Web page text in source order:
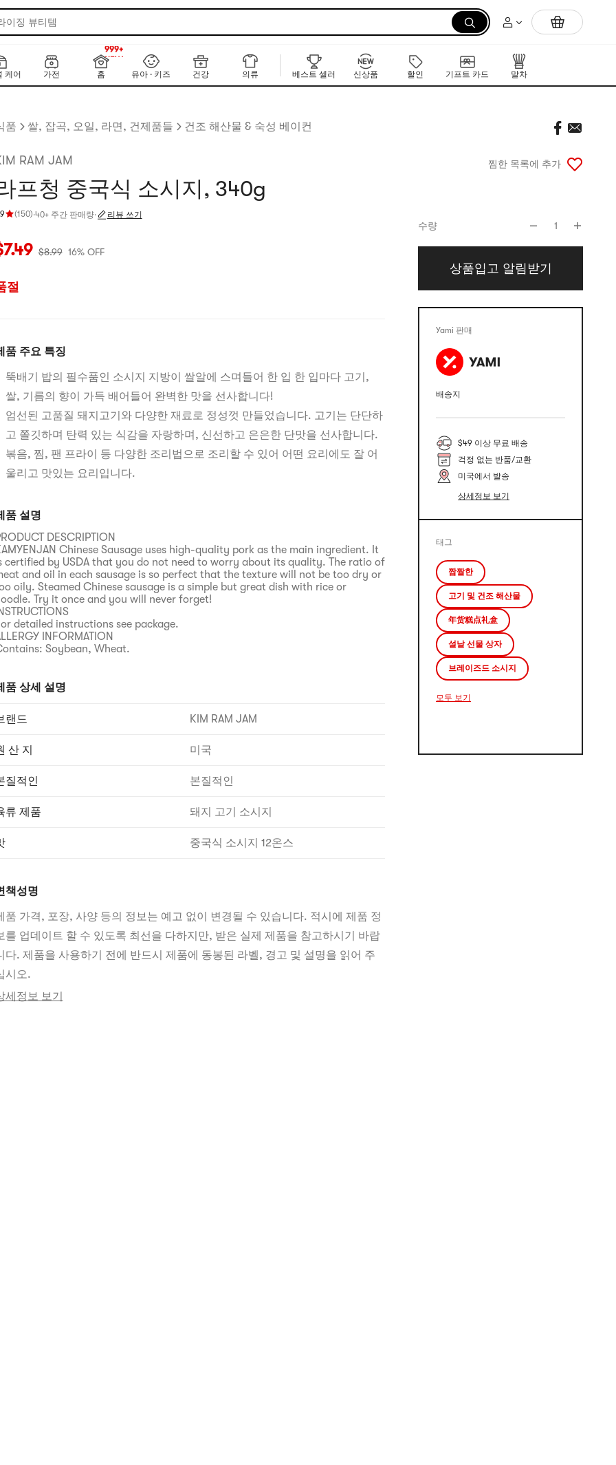
이징 뷰티템 먼저 만나는 K-뷰티 신작 라인업
케어 가전 홈
NEW
999+
유아 · 키즈
건강 의류 베스트 셀러 신상품 할인 기프트 카드 말차
품 쌀, 잡곡, 오일, 라면, 건제품들 건조 해산물 & 숙성 베이컨
RAM JAM
프청 중국식 소시지, 340g
(150)
점 4.9 개 별, 5개 별 만점
·40+ 주간 판매량· 리뷰 쓰기
재 가격: $7.49
7.49 $8.99 16% OFF
절
품 주요 특징
뚝배기 밥의 필수품인 소시지 지방이 쌀알에 스며들어 한 입 한 입마다 고기,
쌀, 기름의 향이 가득 배어들어 완벽한 맛을 선사합니다!
엄선된 고품질 돼지고기와 다양한 재료로 정성껏 만들었습니다. 고기는 단단하
고 쫄깃하며 탄력 있는 식감을 자랑하며, 신선하고 은은한 단맛을 선사합니다.
볶음, 찜, 팬 프라이 등 다양한 조리법으로 조리할 수 있어 어떤 요리에도 잘 어
울리고 맛있는 요리입니다.
품 설명
DESCRIPTION
Chinese Sausage uses high-quality pork as the main ingredient. It
certified by USDA that you do not need to worry about its quality. The ratio of
and oil in each sausage is so perfect that the texture will not be too dry or
oily. Steamed Chinese sausage is a simple but great dish with rice or
Try it once and you will never forget!
detailed instructions see package.
INFORMATION
Soybean, Wheat.
품 상세 설명
랜드 KIM RAM JAM
산 지 미국
질적인 본질적인
류 제품 돼지 고기 소시지
중국식 소시지 12온스
책성명
품 가격, 포장, 사양 등의 정보는 예고 없이 변경될 수 있습니다. 적시에 제품 정
를 업데이트 할 수 있도록 최선을 다하지만, 받은 실제 제품을 참고하시기 바랍
다. 제품을 사용하기 전에 반드시 제품에 동봉된 라벨, 경고 및 설명을 읽어 주
시오.
세정보 보기
찜한 목록에 추가
수량 1
상품입고 알림받기
Yami 판매
배송지
$49 이상 무료 배송
걱정 없는 반품/교환
미국에서 발송
상세정보 보기
태그
짭짤한
고기 및 건조 해산물
年货糕点礼盒
설날 선물 상자
브레이즈드 소시지
모두 보기